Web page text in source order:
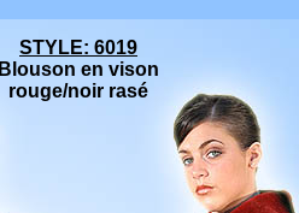
STYLE: 6019
Blouson en vison
rouge/noir rasé